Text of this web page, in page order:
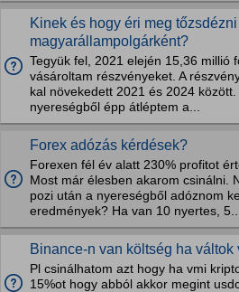
Kinek és hogy éri meg tőzsdézni
magyarállampolgárként?
Tegyük fel, 2021 elején 15,36 millió
vásároltam részvényeket. A
kal növekedett 2021 és 2024
nyereségből épp átléptem a...
Forex adózás kérdések?
Forexen fél év alatt 230% profitot
Most már élesben akarom csinálni.
pozi után a nyereségből adóznom
eredmények? Ha van 10 nyertes,
Binance-n van költség ha váltok
Pl csinálhatom azt hogy ha vmi
15%ot hogy abból akkor megint